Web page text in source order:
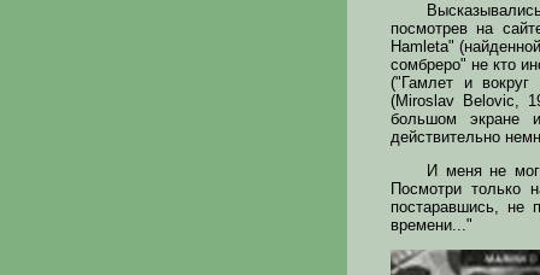
посмотрев на
Hamleta"
сомбреро" не кто
("Гамлет и
(Miroslav Belovic,
большом экране
действительно
И меня не
Посмотри только
постаравшись, не
времени..."